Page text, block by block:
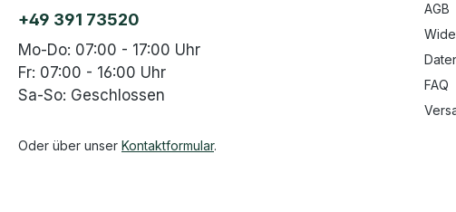
+49 391 73520
Mo-Do: 07:00 - 17:00 Uhr
Fr: 07:00 - 16:00 Uhr
Sa-So: Geschlossen
Oder über unser Kontaktformular.
AGB
FAQ